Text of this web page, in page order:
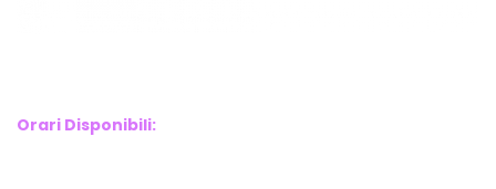
Orari Disponibili: